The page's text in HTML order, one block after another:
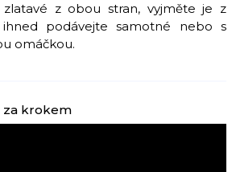
z obou stran, vyjměte je z
podávejte samotné nebo s
omáčkou.
krokem